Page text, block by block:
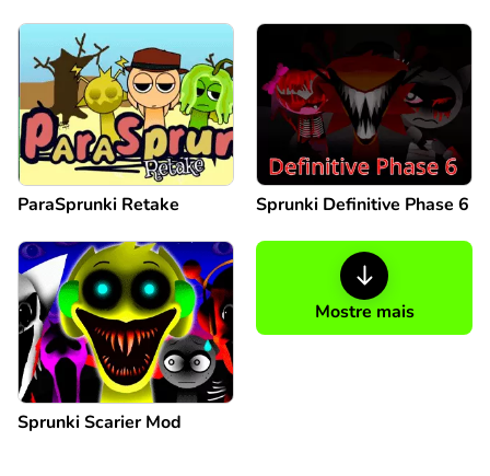
ParaSprunki Retake Sprunki Definitive Phase 6
Sprunki Scarier Mod
Mostre mais